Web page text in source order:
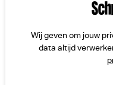
Wij geven om jouw
data altijd